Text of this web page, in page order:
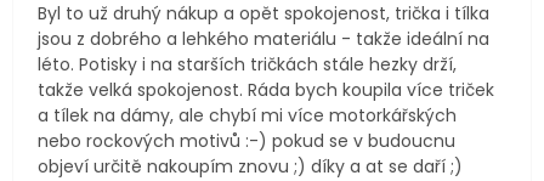
Byl to už druhý nákup a opět spokojenost, trička i tílka
jsou z dobrého a lehkého materiálu - takže ideální na
léto. Potisky i na starších tričkách stále hezky drží,
takže velká spokojenost. Ráda bych koupila více triček
a tílek na dámy, ale chybí mi více motorkářských
nebo rockových motivů :-) pokud se v budoucnu
objeví určitě nakoupím znovu ;) díky a at se daří ;)